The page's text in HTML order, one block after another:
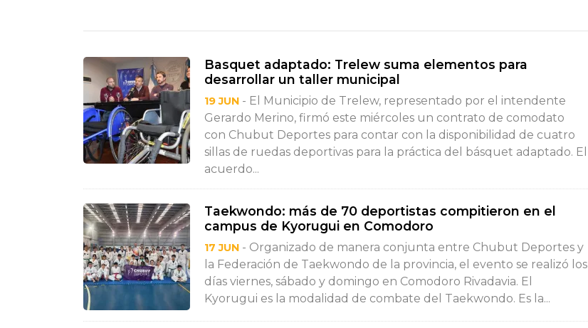
Basquet adaptado: Trelew suma elementos para
desarrollar un taller municipal
19 JUN - El Municipio de Trelew, representado por el intendente
Gerardo Merino, firmó este miércoles un contrato de comodato
con Chubut Deportes para contar con la disponibilidad de cuatro
sillas de ruedas deportivas para la práctica del básquet adaptado. El
acuerdo...
Taekwondo: más de 70 deportistas compitieron en el
campus de Kyorugui en Comodoro
17 JUN - Organizado de manera conjunta entre Chubut Deportes y
la Federación de Taekwondo de la provincia, el evento se realizó los
días viernes, sábado y domingo en Comodoro Rivadavia. El
Kyorugui es la modalidad de combate del Taekwondo. Es la...